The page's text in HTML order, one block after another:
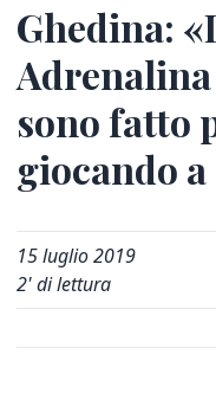
Ghedina:
Adrenalina
sono fatto
giocando
15 luglio 2019
2' di lettura